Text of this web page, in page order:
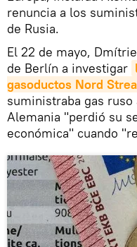
renuncia a los
de Rusia.
El 22 de mayo,
de Berlín a investigar
gasoductos Nord
suministraba gas
Alemania "perdió su
económica" cuando